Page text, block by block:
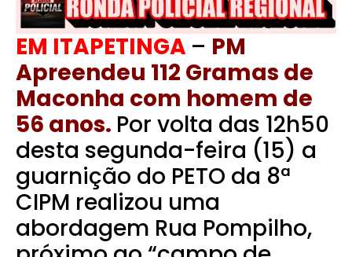
EM ITAPETINGA – PM
Apreendeu 112 Gramas de
Maconha com homem de
56 anos. Por volta das 12h50
desta segunda-feira (15) a
guarnição do PETO da 8ª
CIPM realizou uma
abordagem Rua Pompilho,